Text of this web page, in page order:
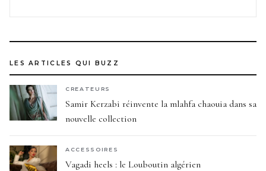
LES ARTICLES QUI BUZZ
CREATEURS
Samir Kerzabi réinvente la mlahfa chaouia dans sa
nouvelle collection
ACCESSOIRES
Vagadi heels : le Louboutin algérien